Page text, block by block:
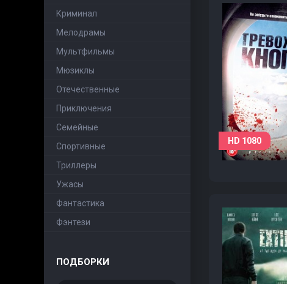
Криминал
Мелодрамы
Мультфильмы
Мюзиклы
Отечественные
Приключения
Семейные
Cпортивные
Триллеры
Ужасы
Фантастика
Фэнтези
ПОДБОРКИ
HD 1080